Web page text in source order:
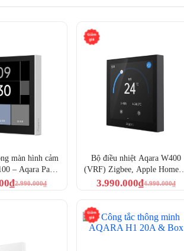
màn hình cảm
– Aqara Panel
(MP-K04D)
2.990.000₫
₫
Bộ điều nhiệt Aqara W400
(VRF) Zigbee, Apple Homekit
– Aqara Thermostat W400
4.990.000₫
3.990.000₫